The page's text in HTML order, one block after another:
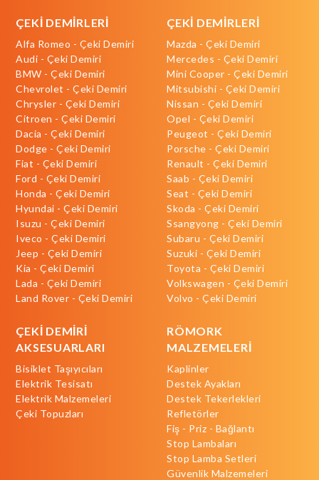
ÇEKİ DEMİRLERİ
Alfa Romeo - Çeki Demiri
Audi - Çeki Demiri
BMW - Çeki Demiri
Chevrolet - Çeki Demiri
Chrysler - Çeki Demiri
Citroen - Çeki Demiri
Dacia - Çeki Demiri
Dodge - Çeki Demiri
Fiat - Çeki Demiri
Ford - Çeki Demiri
Honda - Çeki Demiri
Hyundai - Çeki Demiri
Isuzu - Çeki Demiri
Iveco - Çeki Demiri
Jeep - Çeki Demiri
Kia - Çeki Demiri
Lada - Çeki Demiri
Land Rover - Çeki Demiri
ÇEKİ DEMİRLERİ
Mazda - Çeki Demiri
Mercedes - Çeki Demiri
Mini Cooper - Çeki Demiri
Mitsubishi - Çeki Demiri
Nissan - Çeki Demiri
Opel - Çeki Demiri
Peugeot - Çeki Demiri
Porsche - Çeki Demiri
Renault - Çeki Demiri
Saab - Çeki Demiri
Seat - Çeki Demiri
Skoda - Çeki Demiri
Ssangyong - Çeki Demiri
Subaru - Çeki Demiri
Suzuki - Çeki Demiri
Toyota - Çeki Demiri
Volkswagen - Çeki Demiri
Volvo - Çeki Demiri
ÇEKİ DEMİRİ
AKSESUARLARI
Bisiklet Taşıyıcıları
Elektrik Tesisatı
Elektrik Malzemeleri
Çeki Topuzları
RÖMORK
MALZEMELERİ
Kaplinler
Destek Ayakları
Destek Tekerlekleri
Refletörler
Fiş - Priz - Bağlantı
Stop Lambaları
Stop Lamba Setleri
Güvenlik Malzemeleri